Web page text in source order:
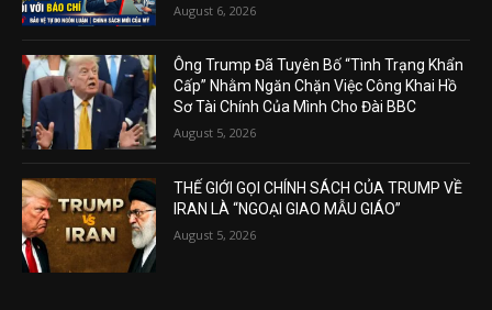
August 6, 2026
Ông Trump Đã Tuyên Bố “Tình Trạng Khẩn
Cấp” Nhằm Ngăn Chặn Việc Công Khai Hồ
Sơ Tài Chính Của Mình Cho Đài BBC
August 5, 2026
THẾ GIỚI GỌI CHÍNH SÁCH CỦA TRUMP VỀ
IRAN LÀ “NGOẠI GIAO MẪU GIÁO”
August 5, 2026